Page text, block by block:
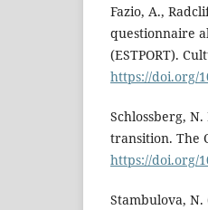
Fazio, A.,
questionnaire
(ESTPORT).
https://doi.org/
Schlossberg,
transition. The
https://doi.org/
Stambulova, N.